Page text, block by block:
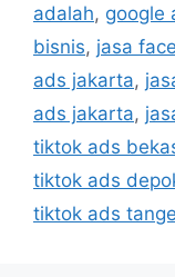
adalah, google
bisnis, jasa
ads jakarta,
ads jakarta,
tiktok ads
tiktok ads
tiktok ads